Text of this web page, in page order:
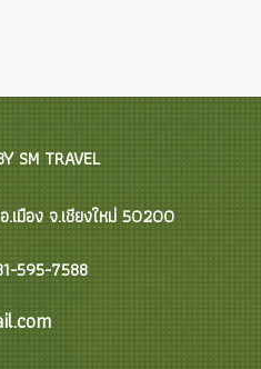
SM TRAVEL
เมือง จ.เชียงใหม่ 50200
595-7588